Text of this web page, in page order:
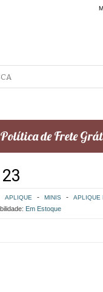
Política de Frete
APLIQUE MINIS APLIQUE
Em Estoque